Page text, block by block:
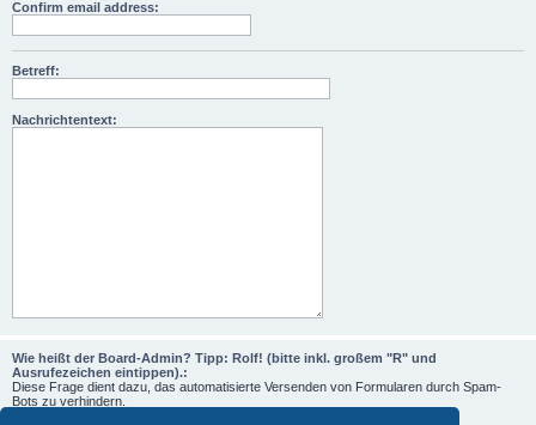
Confirm email address:
Betreff:
Nachrichtentext:
Wie heißt der Board-Admin? Tipp: Rolf! (bitte inkl. großem "R" und
Ausrufezeichen eintippen).:
Diese Frage dient dazu, das automatisierte Versenden von Formularen durch Spam-
Bots zu verhindern.